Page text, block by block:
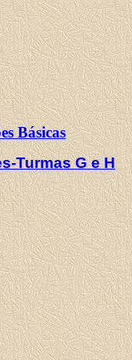
Básicas
Turmas G e H